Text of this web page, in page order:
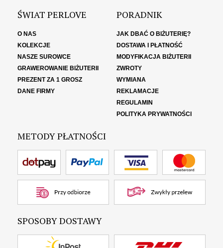
ŚWIAT PERLOVE
O NAS
KOLEKCJE
NASZE SUROWCE
GRAWEROWANIE BIŻUTERII
PREZENT ZA 1 GROSZ
DANE FIRMY
PORADNIK
JAK DBAĆ O BIŻUTERIĘ?
DOSTAWA I PŁATNOŚĆ
MODYFIKACJA BIŻUTERII
ZWROTY
WYMIANA
REKLAMACJE
REGULAMIN
POLITYKA PRYWATNOŚCI
METODY PŁATNOŚCI
SPOSOBY DOSTAWY